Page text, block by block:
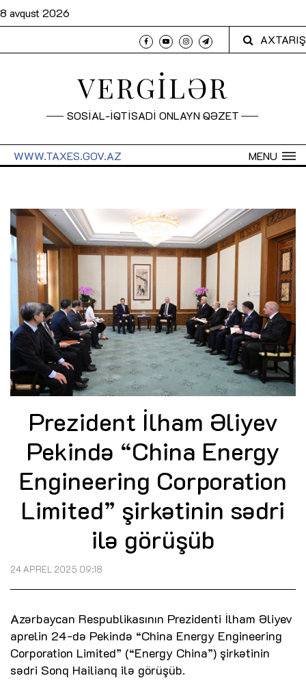
8 avqust 2026
AXTARIŞ
VERGİLƏR
SOSİAL-İQTİSADİ ONLAYN QƏZET
MENU
WWW.TAXES.GOV.AZ
Prezident İlham Əliyev
Pekində “China Energy
Engineering Corporation
Limited” şirkətinin sədri
ilə görüşüb
24 APREL 2025 09:18
Azərbaycan Respublikasının Prezidenti İlham Əliyev
aprelin 24-də Pekində “China Energy Engineering
Corporation Limited” (“Energy China”) şirkətinin
sədri Sonq Hailianq ilə görüşüb.